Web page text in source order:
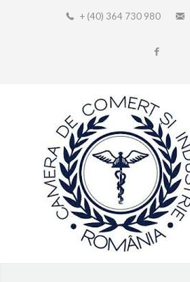
+ (40) 364 730 980